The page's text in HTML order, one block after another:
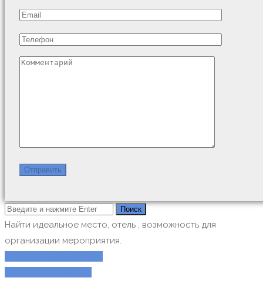
Найти идеальное место, отель , возможность для
организации мероприятия.